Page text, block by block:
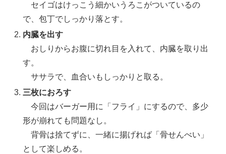
セイゴはけっこう細かいうろこがついているの
で、包丁でしっかり落とす。
内臓を出す
おしりからお腹に切れ目を入れて、内臓を取り出
す。
ササラで、血合いもしっかりと取る。
三枚におろす
今回はバーガー用に「フライ」にするので、多少
形が崩れても問題なし。
背骨は捨てずに、一緒に揚げれば「骨せんべい」
として楽しめる。